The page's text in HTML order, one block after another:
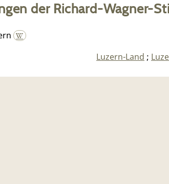
der Richard-Wagner-
Luzern-Land ;